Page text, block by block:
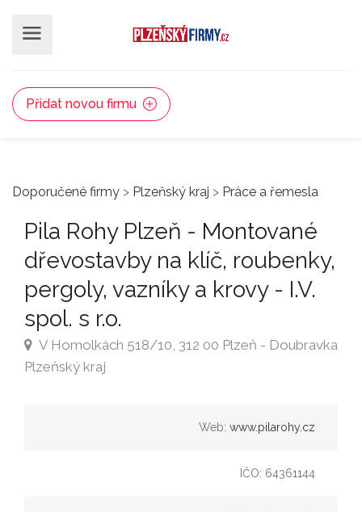
Přidat novou firmu
Doporučené firmy > Plzeňský kraj > Práce a řemesla
Pila Rohy Plzeň - Montované
dřevostavby na klíč, roubenky,
pergoly, vazníky a krovy - I.V.
spol. s r.o.
V Homolkách 518/10, 312 00 Plzeň - Doubravka
Plzeňský kraj
Web: www.pilarohy.cz
IČO: 64361144